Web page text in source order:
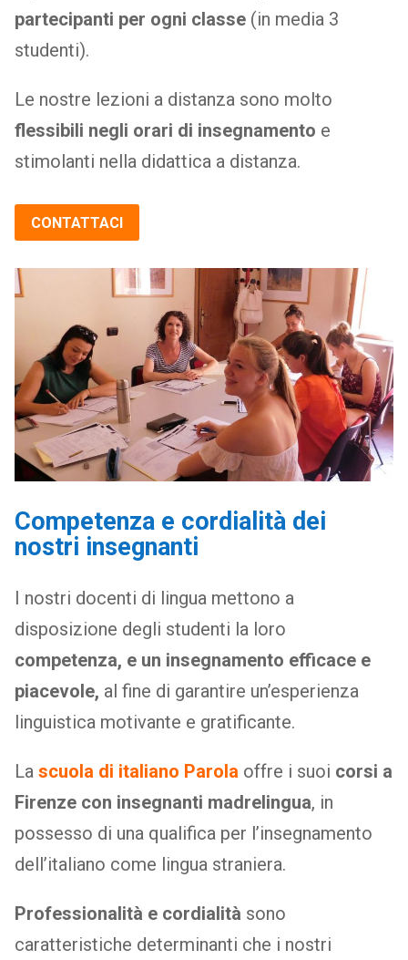
partecipanti per ogni classe(in media 3
studenti).
Le nostre lezioni a distanza sono molto
flessibili negli orari di insegnamento e
stimolanti nella didattica a distanza.
CONTATTACI
Competenza e cordialità dei
nostri insegnanti
I nostri docenti di lingua mettono a
disposizione degli studenti la loro
competenza, e un insegnamento efficace e
piacevole, al fine di garantire un’esperienza
linguistica motivante e gratificante.
La scuola di italiano Parola offre i suoi corsi a
Firenze con insegnanti madrelingua, in
possesso di una qualifica per l’insegnamento
dell’italiano come lingua straniera.
Professionalità e cordialità sono
caratteristiche determinanti che i nostri